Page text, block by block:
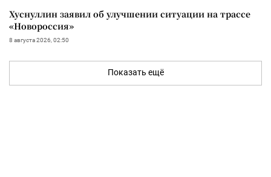
Хуснуллин заявил об улучшении ситуации на трассе
«Новороссия»
8 августа 2026, 02:50
Показать ещё